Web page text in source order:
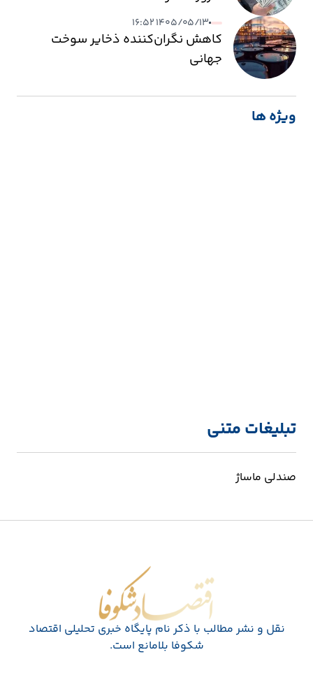
۱۴۰۵/۰۵/۱۳ ۱۶:۵۲
کاهش نگران‌کننده ذخایر سوخت
جهانی
ویژه ها
تبلیغات متنی
صندلی ماساژ
اقتصاد شکوفا
نقل و نشر مطالب با ذکر نام پايگاه خبری تحليلی اقتصاد
شکوفا بلامانع است.